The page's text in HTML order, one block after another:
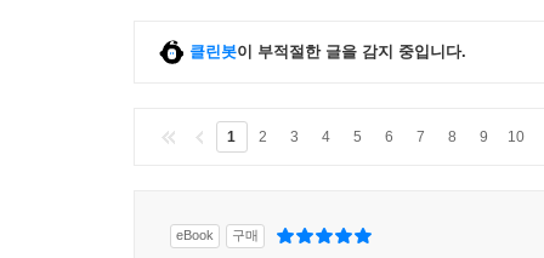
클린봇이 부적절한 글을 감지 중입니다.
1 2 3 4 5 6 7 8 9 10
eBook 구매